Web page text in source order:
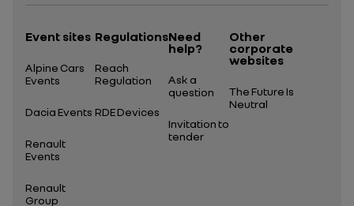
Event sites
Alpine Cars
Events
Dacia Events
Renault
Events
Renault
Group
Regulations
Reach
Regulation
RDE Devices
Need
help?
Ask a
question
Invitation to
tender
Other
corporate
websites
The Future Is
Neutral